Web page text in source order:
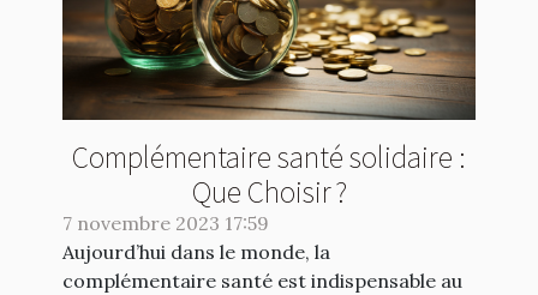
Complémentaire santé solidaire :
Que Choisir ?
7 novembre 2023 17:59
Aujourd’hui dans le monde, la
complémentaire santé est indispensable au